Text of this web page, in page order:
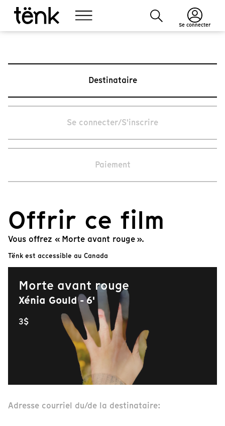
Se connecter
Destinataire
Se connecter/S'inscrire
Paiement
Offrir ce film
Vous offrez « Morte avant rouge ».
Tënk est accessible au Canada
Morte avant rouge
Xénia Gould - 6'
3$
Adresse courriel du/de la destinataire: